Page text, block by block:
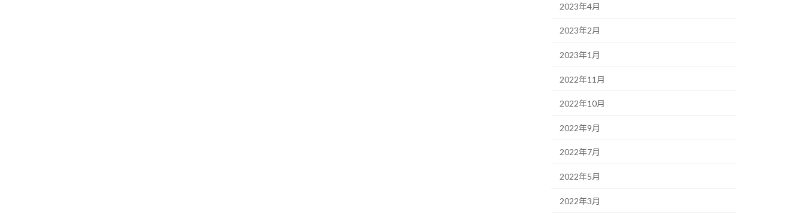
2023年4月
2023年2月
2023年1月
2022年11月
2022年10月
2022年9月
2022年7月
2022年5月
2022年3月